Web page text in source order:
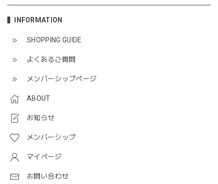
INFORMATION
SHOPPING GUIDE
よくあるご質問
メンバーシップページ
ABOUT
お知らせ
メンバーシップ
マイページ
お問い合わせ